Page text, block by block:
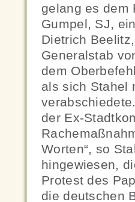
gelang es dem
Gumpel, SJ,
Dietrich
Generalstab
dem
als sich Stahel
der Ex-
Worten“, so
hingewiesen,
Protest des
die deutschen